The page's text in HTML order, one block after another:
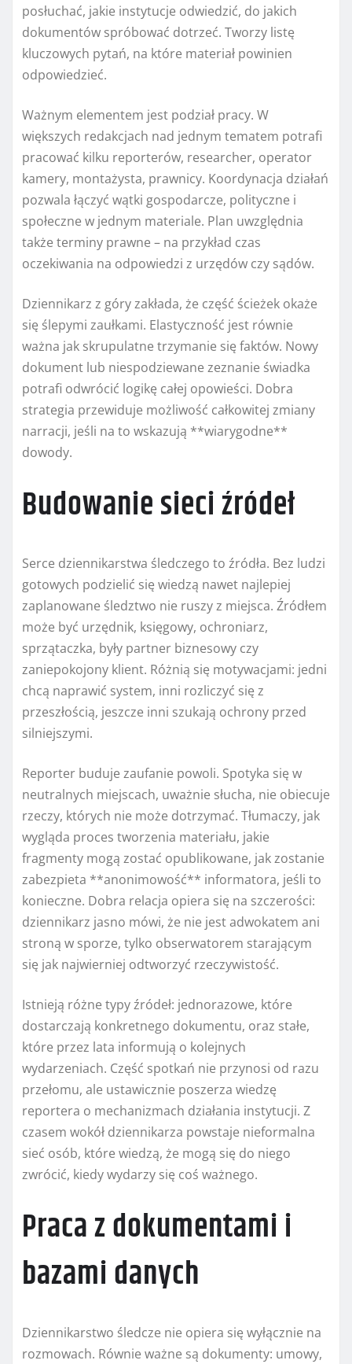
posłuchać, jakie instytucje odwiedzić, do jakich
dokumentów spróbować dotrzeć. Tworzy listę
kluczowych pytań, na które materiał powinien
odpowiedzieć.
Ważnym elementem jest podział pracy. W
większych redakcjach nad jednym tematem potrafi
pracować kilku reporterów, researcher, operator
kamery, montażysta, prawnicy. Koordynacja działań
pozwala łączyć wątki gospodarcze, polityczne i
społeczne w jednym materiale. Plan uwzględnia
także terminy prawne – na przykład czas
oczekiwania na odpowiedzi z urzędów czy sądów.
Dziennikarz z góry zakłada, że część ścieżek okaże
się ślepymi zaułkami. Elastyczność jest równie
ważna jak skrupulatne trzymanie się faktów. Nowy
dokument lub niespodziewane zeznanie świadka
potrafi odwrócić logikę całej opowieści. Dobra
strategia przewiduje możliwość całkowitej zmiany
narracji, jeśli na to wskazują **wiarygodne**
dowody.
Budowanie sieci źródeł
Serce dziennikarstwa śledczego to źródła. Bez ludzi
gotowych podzielić się wiedzą nawet najlepiej
zaplanowane śledztwo nie ruszy z miejsca. Źródłem
może być urzędnik, księgowy, ochroniarz,
sprzątaczka, były partner biznesowy czy
zaniepokojony klient. Różnią się motywacjami: jedni
chcą naprawić system, inni rozliczyć się z
przeszłością, jeszcze inni szukają ochrony przed
silniejszymi.
Reporter buduje zaufanie powoli. Spotyka się w
neutralnych miejscach, uważnie słucha, nie obiecuje
rzeczy, których nie może dotrzymać. Tłumaczy, jak
wygląda proces tworzenia materiału, jakie
fragmenty mogą zostać opublikowane, jak zostanie
zabezpieta **anonimowość** informatora, jeśli to
konieczne. Dobra relacja opiera się na szczerości:
dziennikarz jasno mówi, że nie jest adwokatem ani
stroną w sporze, tylko obserwatorem starającym
się jak najwierniej odtworzyć rzeczywistość.
Istnieją różne typy źródeł: jednorazowe, które
dostarczają konkretnego dokumentu, oraz stałe,
które przez lata informują o kolejnych
wydarzeniach. Część spotkań nie przynosi od razu
przełomu, ale ustawicznie poszerza wiedzę
reportera o mechanizmach działania instytucji. Z
czasem wokół dziennikarza powstaje nieformalna
sieć osób, które wiedzą, że mogą się do niego
zwrócić, kiedy wydarzy się coś ważnego.
Praca z dokumentami i
bazami danych
Dziennikarstwo śledcze nie opiera się wyłącznie na
rozmowach. Równie ważne są dokumenty: umowy,